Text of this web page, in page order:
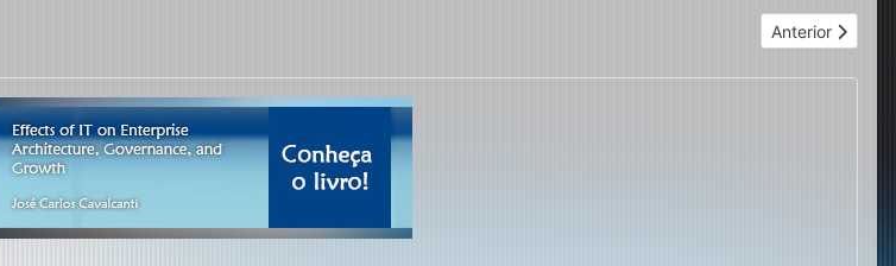
avanço (ou progresso) socioeconômico (Parte 2) Próximo artigo:
Anterior